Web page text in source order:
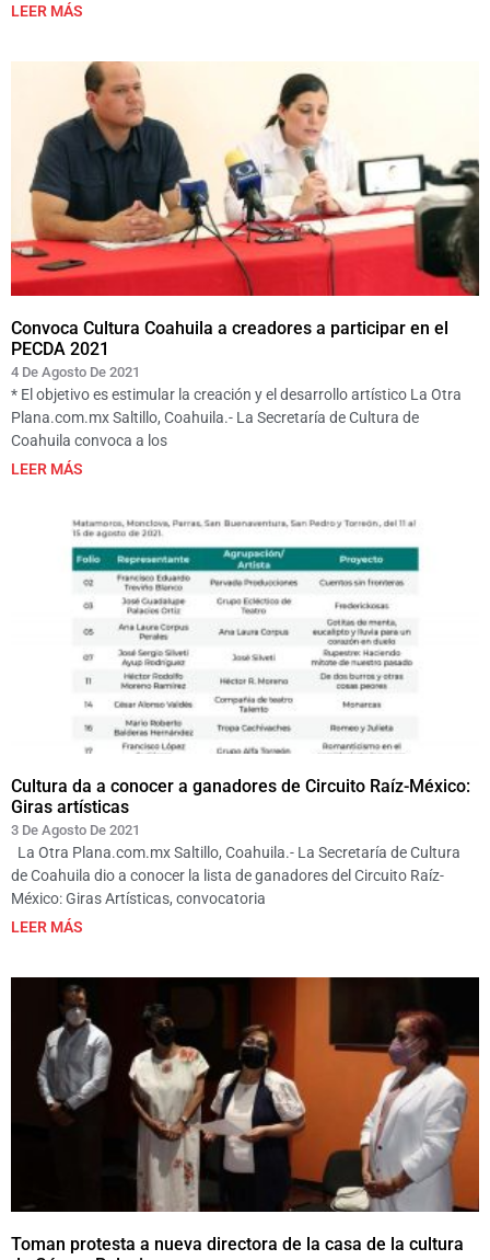
LEER MÁS
Convoca Cultura Coahuila a creadores a participar en el
PECDA 2021
4 De Agosto De 2021
* El objetivo es estimular la creación y el desarrollo artístico La Otra
Plana.com.mx Saltillo, Coahuila.- La Secretaría de Cultura de
Coahuila convoca a los
LEER MÁS
Cultura da a conocer a ganadores de Circuito Raíz-México:
Giras artísticas
3 De Agosto De 2021
La Otra Plana.com.mx Saltillo, Coahuila.- La Secretaría de Cultura
de Coahuila dio a conocer la lista de ganadores del Circuito Raíz-
México: Giras Artísticas, convocatoria
LEER MÁS
Toman protesta a nueva directora de la casa de la cultura